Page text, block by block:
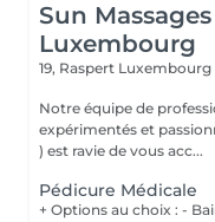
Sun
Luxembourg
19, Raspert Luxembourg
Notre équipe de
expérimentés et
) est ravie de vous acc...
Pédicure Médicale